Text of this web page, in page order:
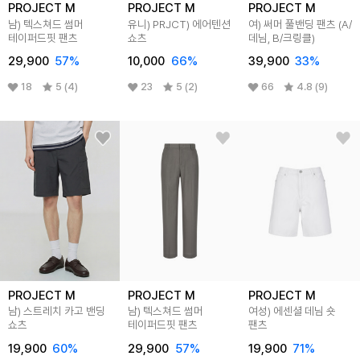
PROJECT M
남) 텍스쳐드 썸머
테이퍼드핏 팬츠
29,900 57%
18 5 (4)
PROJECT M
유니) PRJCT) 에어텐션
쇼츠
10,000 66%
23 5 (2)
PROJECT M
여) 써머 풀밴딩 팬츠 (A/
데님, B/크링클)
39,900 33%
66 4.8 (9)
PROJECT M
남) 스트레치 카고 밴딩
쇼츠
19,900 60%
PROJECT M
남) 텍스쳐드 썸머
테이퍼드핏 팬츠
29,900 57%
PROJECT M
여성) 에센셜 데님 숏
팬츠
19,900 71%